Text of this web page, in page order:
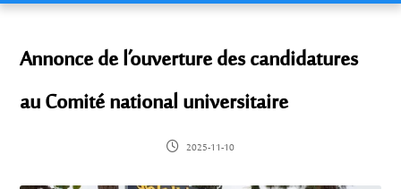
Annonce de l’ouverture des candidatures
au Comité national universitaire
2025-11-10